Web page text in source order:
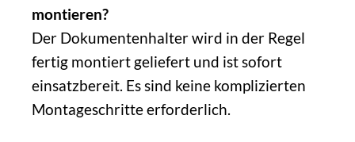
montieren?
Der Dokumentenhalter wird in der Regel
fertig montiert geliefert und ist sofort
einsatzbereit. Es sind keine komplizierten
Montageschritte erforderlich.